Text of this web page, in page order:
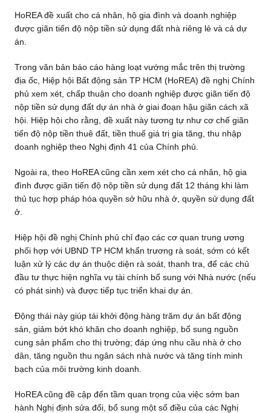
HoREA đề xuất cho cá nhân, hộ gia đình và doanh nghiệp
được giãn tiến độ nộp tiền sử dụng đất nhà riêng lẻ và cả dự
án.
Trong văn bản báo cáo hàng loạt vướng mắc trên thị trường
địa ốc, Hiệp hội Bất động sản TP HCM (HoREA) đề nghị Chính
phủ xem xét, chấp thuận cho doanh nghiệp được giãn tiến độ
nộp tiền sử dụng đất dự án nhà ở giai đoạn hậu giãn cách xã
hội. Hiệp hội cho rằng, đề xuất này tương tự như cơ chế giãn
tiến độ nộp tiền thuê đất, tiền thuế giá trị gia tăng, thu nhập
doanh nghiệp theo Nghị định 41 của Chính phủ.
Ngoài ra, theo HoREA cũng cần xem xét cho cá nhân, hộ gia
đình được giãn tiến độ nộp tiền sử dụng đất 12 tháng khi làm
thủ tục hợp pháp hóa quyền sở hữu nhà ở, quyền sử dụng đất
ở.
Hiệp hội đề nghị Chính phủ chỉ đạo các cơ quan trung ương
phối hợp với UBND TP HCM khẩn trương rà soát, sớm có kết
luận xử lý các dự án thuộc diện rà soát, thanh tra, để các chủ
đầu tư thực hiện nghĩa vụ tài chính bổ sung với Nhà nước (nếu
có phát sinh) và được tiếp tục triển khai dự án.
Động thái này giúp tái khởi động hàng trăm dự án bất động
sản, giảm bớt khó khăn cho doanh nghiệp, bổ sung nguồn
cung sản phẩm cho thị trường; đáp ứng nhu cầu nhà ở cho
dân, tăng nguồn thu ngân sách nhà nước và tăng tính minh
bạch của môi trường kinh doanh.
HoREA cũng đề cập đến tầm quan trọng của việc sớm ban
hành Nghị định sửa đổi, bổ sung một số điều của các Nghị